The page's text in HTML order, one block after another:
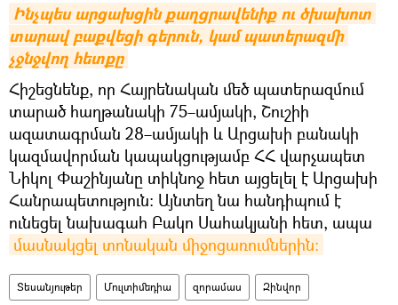
Ինչպես արցախցին քաղցրավենիք ու ծխախոտ
տարավ բաքվեցի գերուն, կամ պատերազմի
չջնջվող հետքը
Հիշեցնենք, որ Հայրենական մեծ պատերազմում
տարած հաղթանակի 75–ամյակի, Շուշիի
ազատագրման 28–ամյակի և Արցախի բանակի
կազմավորման կապակցությամբ ՀՀ վարչապետ
Նիկոլ Փաշինյանը տիկնոջ հետ այցելել է Արցախի
Հանրապետություն։ Այնտեղ նա հանդիպում է
ունեցել նախագահ Բակո Սահակյանի հետ, ապա
մասնակցել տոնական միջոցառումներին։
Տեսանյութեր Մուլտիմեդիա զորամաս Զինվոր